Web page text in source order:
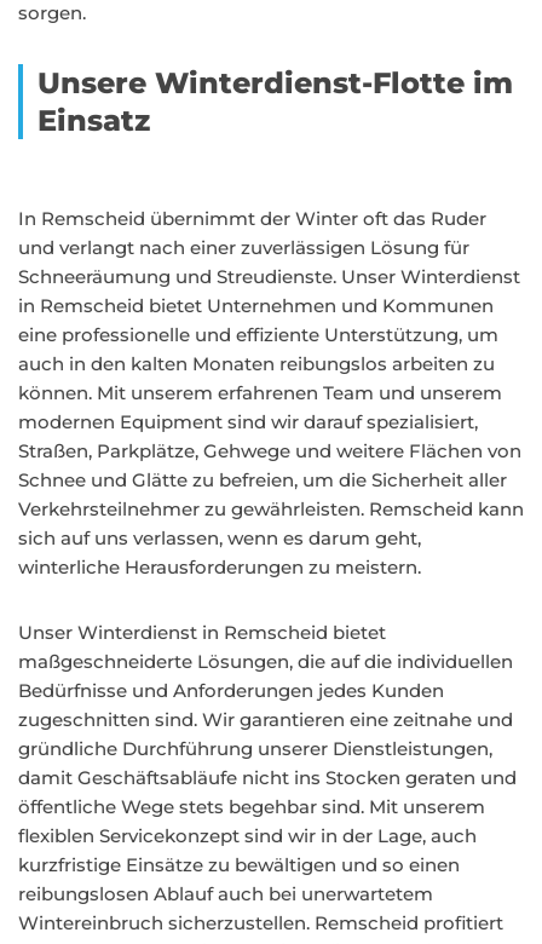
sorgen.
Unsere Winterdienst-Flotte im
Einsatz
In Remscheid übernimmt der Winter oft das Ruder
und verlangt nach einer zuverlässigen Lösung für
Schneeräumung und Streudienste. Unser Winterdienst
in Remscheid bietet Unternehmen und Kommunen
eine professionelle und effiziente Unterstützung, um
auch in den kalten Monaten reibungslos arbeiten zu
können. Mit unserem erfahrenen Team und unserem
modernen Equipment sind wir darauf spezialisiert,
Straßen, Parkplätze, Gehwege und weitere Flächen von
Schnee und Glätte zu befreien, um die Sicherheit aller
Verkehrsteilnehmer zu gewährleisten. Remscheid kann
sich auf uns verlassen, wenn es darum geht,
winterliche Herausforderungen zu meistern.
Unser Winterdienst in Remscheid bietet
maßgeschneiderte Lösungen, die auf die individuellen
Bedürfnisse und Anforderungen jedes Kunden
zugeschnitten sind. Wir garantieren eine zeitnahe und
gründliche Durchführung unserer Dienstleistungen,
damit Geschäftsabläufe nicht ins Stocken geraten und
öffentliche Wege stets begehbar sind. Mit unserem
flexiblen Servicekonzept sind wir in der Lage, auch
kurzfristige Einsätze zu bewältigen und so einen
reibungslosen Ablauf auch bei unerwartetem
Wintereinbruch sicherzustellen. Remscheid profitiert